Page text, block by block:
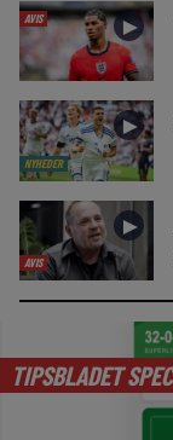
AVIS ►
NYHEDER
►
AVIS
►
TIPSBLADET